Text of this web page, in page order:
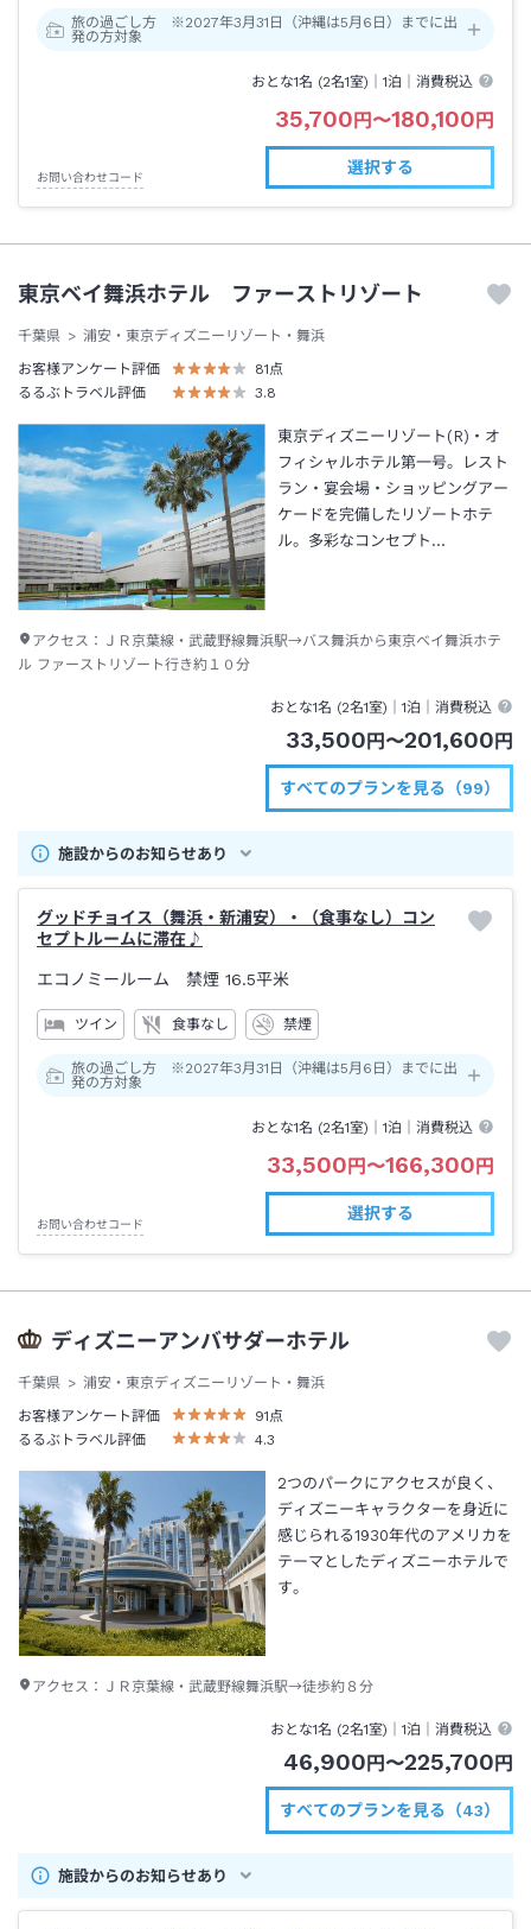
旅の過ごし方 ※2027年3月31日（沖縄は5月6日）までに出
発の方対象
おとな1名 (2名1室)｜1泊 ｜消費税込
35,700円〜180,100円
お問い合わせコード
選択する
東京ベイ舞浜ホテル ファーストリゾート
千葉県
浦安・東京ディズニーリゾート・舞浜
お客様アンケート評価
81点
るるぶトラベル評価
3.8
東京ディズニーリゾート(R)・オ
フィシャルホテル第一号。レスト
ラン・宴会場・ショッピングアー
ケードを完備したリゾートホテ
ル。多彩なコンセプト…
アクセス： ＪＲ京葉線・武蔵野線舞浜駅→バス舞浜から東京ベイ舞浜ホテ
ル ファーストリゾート行き約１０分
おとな1名 (2名1室)｜1泊 ｜消費税込
33,500 円 〜201,600 円
すべてのプランを見る（99）
施設からのお知らせあり
グッドチョイス（舞浜・新浦安）・（食事なし）コン
セプトルームに滞在♪
エコノミールーム 禁煙 16.5平米
ツイン 食事なし 禁煙
旅の過ごし方 ※2027年3月31日（沖縄は5月6日）までに出
発の方対象
おとな1名 (2名1室)｜1泊 ｜消費税込
33,500 円 〜166,300 円
お問い合わせコード
選択する
ディズニーアンバサダーホテル
千葉県
浦安・東京ディズニーリゾート・舞浜
お客様アンケート評価
91 点
るるぶトラベル評価
4.3
2つのパークにアクセスが良く、
ディズニーキャラクターを身近に
感じられる1930年代のアメリカを
テーマとしたディズニーホテルで
す。
アクセス： ＪＲ京葉線・武蔵野線舞浜駅→徒歩約８分
おとな1名 (2名1室)｜1泊 ｜消費税込
46,900 円 〜225,700 円
すべてのプランを見る（43）
施設からのお知らせあり